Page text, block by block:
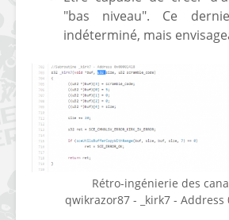
"bas niveau". Ce
indéterminé, mais
Rétro-ingénierie des
qwikrazor87 - _kirk7 - Address